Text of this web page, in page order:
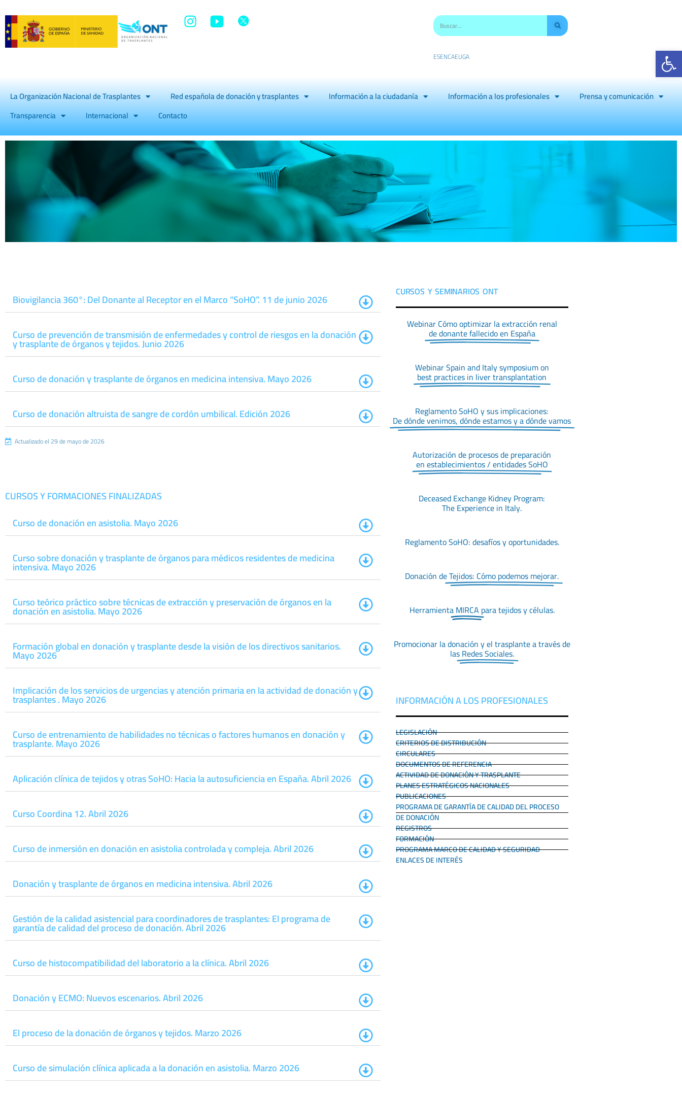
ESENCAEUGA
La Organización Nacional de Trasplantes Red española de donación y trasplantes Información a la ciudadanía Información a los profesionales
Prensa y comunicación
Transparencia
Internacional Contacto
Y EVENTOS
Biovigilancia 360°: Del Donante al Receptor en el Marco “SoHO”. 11 de junio 2026
Curso de prevención de transmisión de enfermedades y control de riesgos en la donación
y trasplante de órganos y tejidos. Junio 2026
Curso de donación y trasplante de órganos en medicina intensiva. Mayo 2026
Curso de donación altruista de sangre de cordón umbilical. Edición 2026
Actualizado el 29 de mayo de 2026
CURSOS Y FORMACIONES FINALIZADAS
Curso de donación en asistolia. Mayo 2026
Curso sobre donación y trasplante de órganos para médicos residentes de medicina
intensiva. Mayo 2026
Curso teórico práctico sobre técnicas de extracción y preservación de órganos en la
donación en asistolia. Mayo 2026
Formación global en donación y trasplante desde la visión de los directivos sanitarios.
Mayo 2026
Implicación de los servicios de urgencias y atención primaria en la actividad de donación y
trasplantes . Mayo 2026
Curso de entrenamiento de habilidades no técnicas o factores humanos en donación y
trasplante. Mayo 2026
Aplicación clínica de tejidos y otras SoHO: Hacia la autosuficiencia en España. Abril 2026
Curso Coordina 12. Abril 2026
Curso de inmersión en donación en asistolia controlada y compleja. Abril 2026
Donación y trasplante de órganos en medicina intensiva. Abril 2026
Gestión de la calidad asistencial para coordinadores de trasplantes: El programa de
garantía de calidad del proceso de donación. Abril 2026
Curso de histocompatibilidad del laboratorio a la clínica. Abril 2026
Donación y ECMO: Nuevos escenarios. Abril 2026
El proceso de la donación de órganos y tejidos. Marzo 2026
Curso de simulación clínica aplicada a la donación en asistolia. Marzo 2026
CURSOS Y SEMINARIOS ONT
Webinar Cómo optimizar la extracción renal
de donante fallecido en España
Webinar Spain and Italy symposium on
best practices in liver transplantation
Reglamento SoHO y sus implicaciones:
De dónde venimos, dónde estamos y a dónde vamos
Autorización de procesos de preparación
en establecimientos / entidades SoHO
Deceased Exchange Kidney Program:
The Experience in Italy.
Reglamento SoHO:desafíos y oportunidades.
Donación deTejidos: Cómo podemos mejorar.
HerramientaMIRCA para tejidos y células.
Promocionar la donación y el trasplante a través de
lasRedes Sociales.
INFORMACIÓN A LOS PROFESIONALES
LEGISLACIÓN
CRITERIOS DE DISTRIBUCIÓN
CIRCULARES
DOCUMENTOS DE REFERENCIA
ACTIVIDAD DE DONACIÓN Y TRASPLANTE
PLANES ESTRATÉGICOS NACIONALES
PUBLICACIONES
PROGRAMA DE GARANTÍA DE CALIDAD DEL PROCESO
DE DONACIÓN
REGISTROS
FORMACIÓN
PROGRAMA MARCO DE CALIDAD Y SEGURIDAD
ENLACES DE INTERÉS